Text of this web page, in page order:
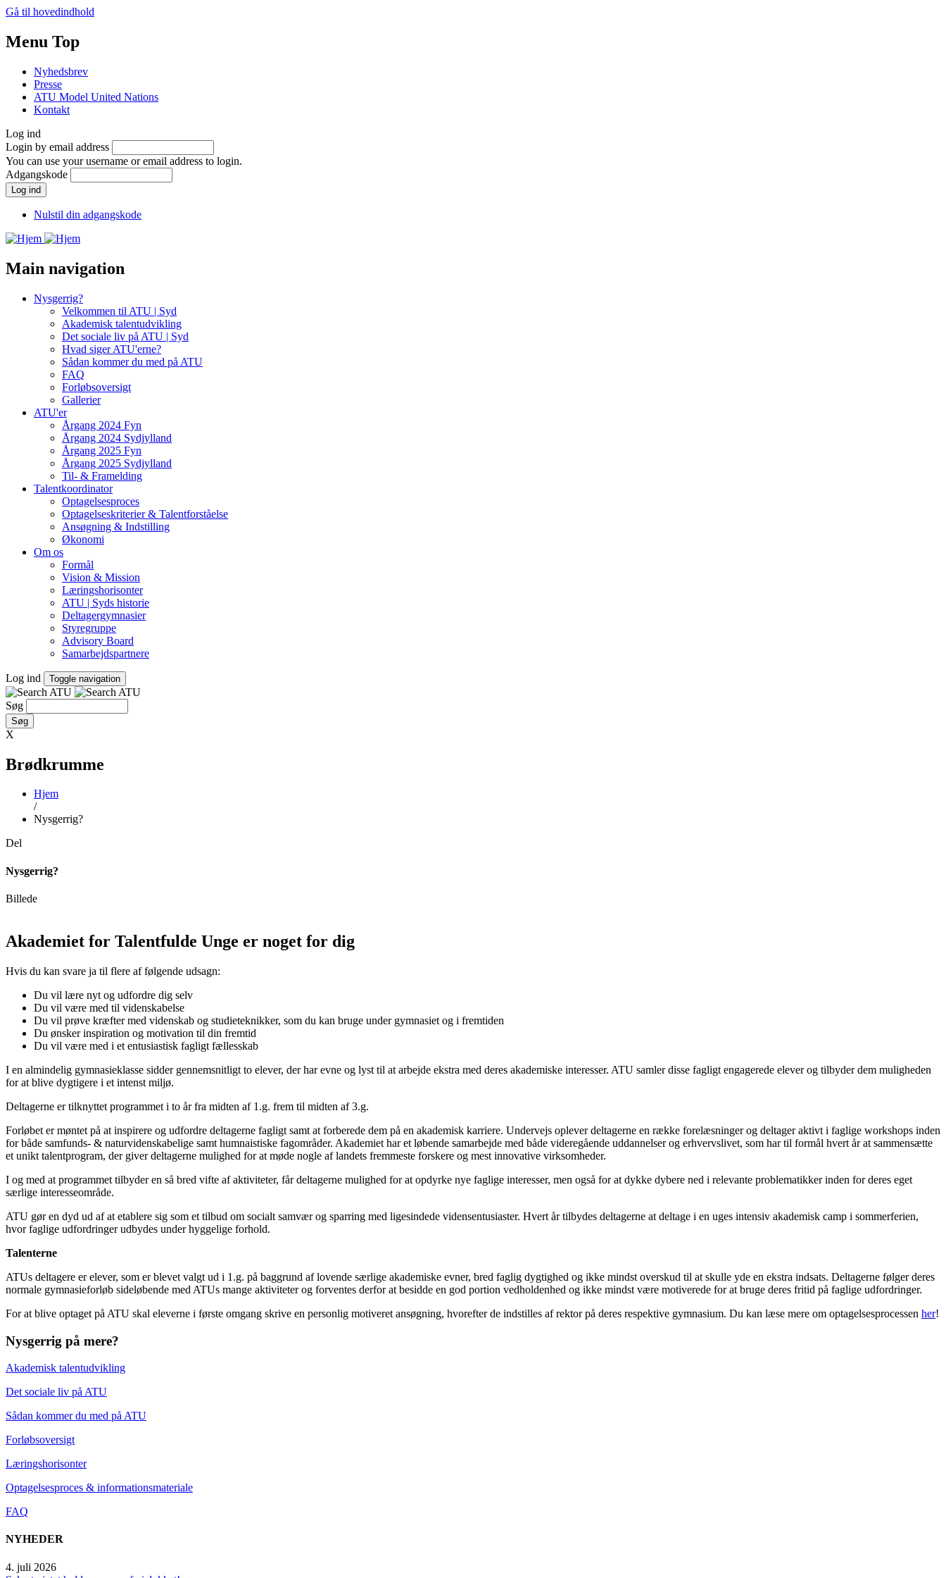
Gå til hovedindhold
Menu Top
Nyhedsbrev
Presse
ATU Model United Nations
Kontakt
Log ind
Login by email address
You can use your username or email address to login.
Adgangskode
Nulstil din adgangskode
Main navigation
Nysgerrig?
Velkommen til ATU | Syd
Akademisk talentudvikling
Det sociale liv på ATU | Syd
Hvad siger ATU'erne?
Sådan kommer du med på ATU
FAQ
Forløbsoversigt
Gallerier
ATU'er
Årgang 2024 Fyn
Årgang 2024 Sydjylland
Årgang 2025 Fyn
Årgang 2025 Sydjylland
Til- & Framelding
Talentkoordinator
Optagelsesproces
Optagelseskriterier & Talentforståelse
Ansøgning & Indstilling
Økonomi
Om os
Formål
Vision & Mission
Læringshorisonter
ATU | Syds historie
Deltagergymnasier
Styregruppe
Advisory Board
Samarbejdspartnere
Log ind Toggle navigation
Søg
X
Brødkrumme
Hjem
/
Nysgerrig?
Del
Nysgerrig?
Billede
Akademiet for Talentfulde Unge er noget for dig
Hvis du kan svare ja til flere af følgende udsagn:
Du vil lære nyt og udfordre dig selv
Du vil være med til videnskabelse
Du vil prøve kræfter med videnskab og studieteknikker, som du kan bruge under gymnasiet og i fremtiden
Du ønsker inspiration og motivation til din fremtid
Du vil være med i et entusiastisk fagligt fællesskab
I en almindelig gymnasieklasse sidder gennemsnitligt to elever, der har evne og lyst til at arbejde ekstra med deres akademiske interesser. ATU samler disse fagligt engagerede elever og tilbyder dem muligheden
for at blive dygtigere i et intenst miljø.
Deltagerne er tilknyttet programmet i to år fra midten af 1.g. frem til midten af 3.g.
Forløbet er møntet på at inspirere og udfordre deltagerne fagligt samt at forberede dem på en akademisk karriere. Undervejs oplever deltagerne en række forelæsninger og deltager aktivt i faglige workshops inden
for både samfunds- & naturvidenskabelige samt humnaistiske fagområder. Akademiet har et løbende samarbejde med både videregående uddannelser og erhvervslivet, som har til formål hvert år at sammensætte
et unikt talentprogram, der giver deltagerne mulighed for at møde nogle af landets fremmeste forskere og mest innovative virksomheder.
I og med at programmet tilbyder en så bred vifte af aktiviteter, får deltagerne mulighed for at opdyrke nye faglige interesser, men også for at dykke dybere ned i relevante problematikker inden for deres eget
særlige interesseområde.
ATU gør en dyd ud af at etablere sig som et tilbud om socialt samvær og sparring med ligesindede vidensentusiaster. Hvert år tilbydes deltagerne at deltage i en uges intensiv akademisk camp i sommerferien,
hvor faglige udfordringer udbydes under hyggelige forhold.
Talenterne
ATUs deltagere er elever, som er blevet valgt ud i 1.g. på baggrund af lovende særlige akademiske evner, bred faglig dygtighed og ikke mindst overskud til at skulle yde en ekstra indsats. Deltagerne følger deres
normale gymnasieforløb sideløbende med ATUs mange aktiviteter og forventes derfor at besidde en god portion vedholdenhed og ikke mindst være motiverede for at bruge deres fritid på faglige udfordringer.
For at blive optaget på ATU skal eleverne i første omgang skrive en personlig motiveret ansøgning, hvorefter de indstilles af rektor på deres respektive gymnasium. Du kan læse mere om optagelsesprocessen her!
Nysgerrig på mere?
Akademisk talentudvikling
Det sociale liv på ATU
Sådan kommer du med på ATU
Forløbsoversigt
Læringshorisonter
Optagelsesproces & informationsmateriale
FAQ
NYHEDER
4. juli 2026